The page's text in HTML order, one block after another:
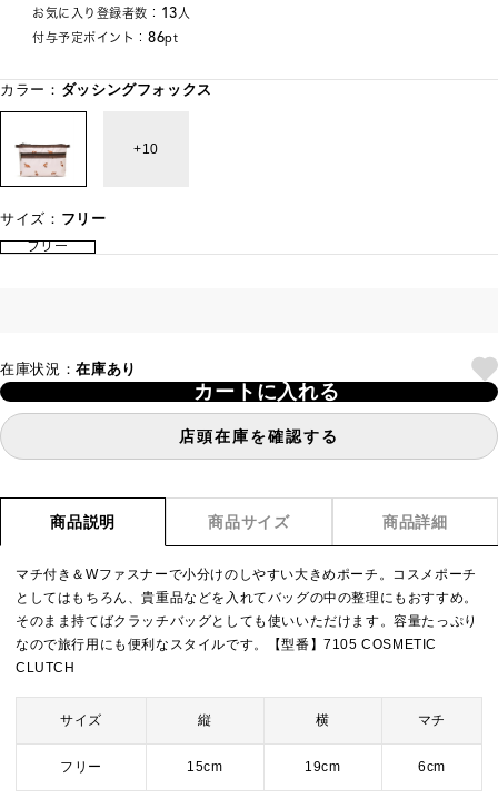
お気に入り登録者数： 13人
付与予定ポイント： 86pt
カラー： ダッシングフォックス
10
サイズ： フリー
フリー
在庫状況：在庫あり
カートに入れる
店頭在庫を確認する
商品説明 商品サイズ 商品詳細
マチ付き＆Wファスナーで小分けのしやすい大きめポーチ。コスメポーチ
としてはもちろん、貴重品などを入れてバッグの中の整理にもおすすめ。
そのまま持てばクラッチバッグとしても使いいただけます。容量たっぷり
なので旅行用にも便利なスタイルです。【型番】7105 COSMETIC
CLUTCH
サイズ 縦 横 マチ
フリー 15cm 19cm 6cm